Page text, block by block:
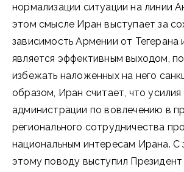
нормализации ситуации на линии
этом смысле Иран выступает за
зависимость Армении от Тегерана
является эффективным выходом,
избежать наложенных на него
образом, Иран считает, что
администрации по вовлечению в
регионального сотрудничества
национальным интересам Ирана. С
этому поводу выступил